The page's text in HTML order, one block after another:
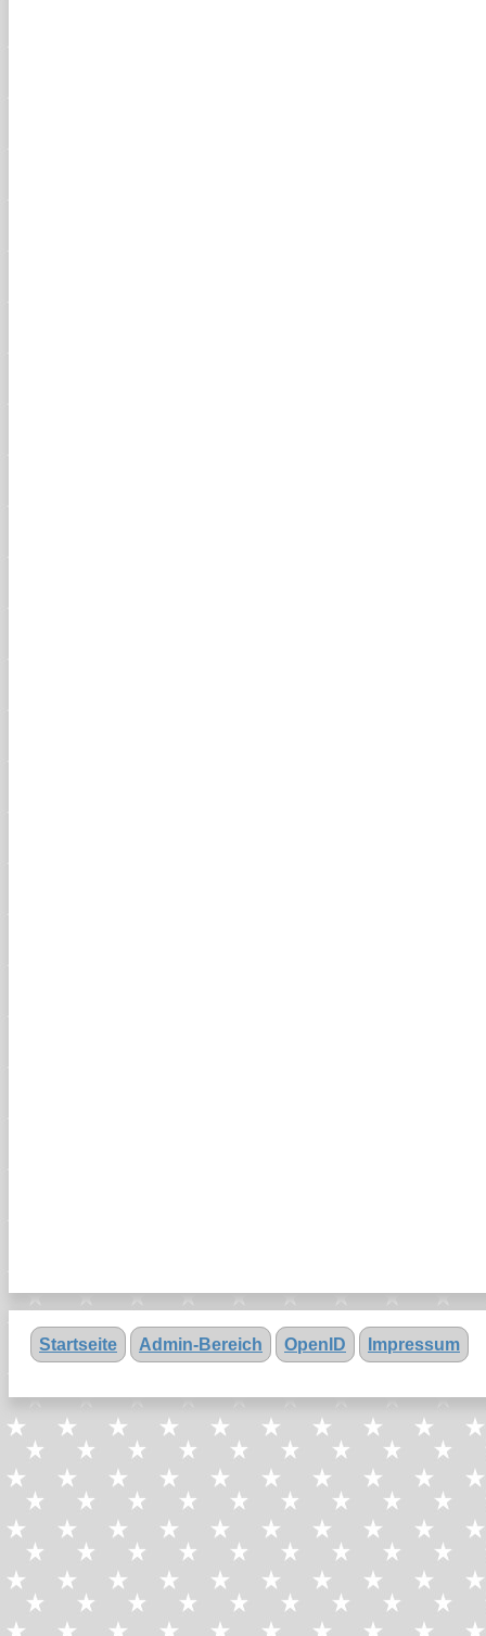
Startseite Admin-Bereich OpenID Impressum